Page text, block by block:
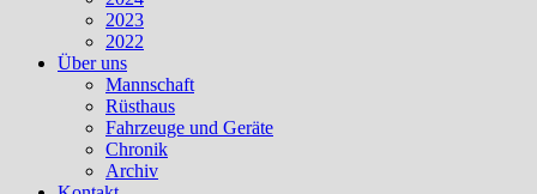
2023
2022
Über uns
Mannschaft
Rüsthaus
Fahrzeuge und Geräte
Chronik
Archiv